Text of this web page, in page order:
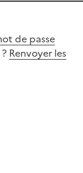
de passe
Renvoyer les